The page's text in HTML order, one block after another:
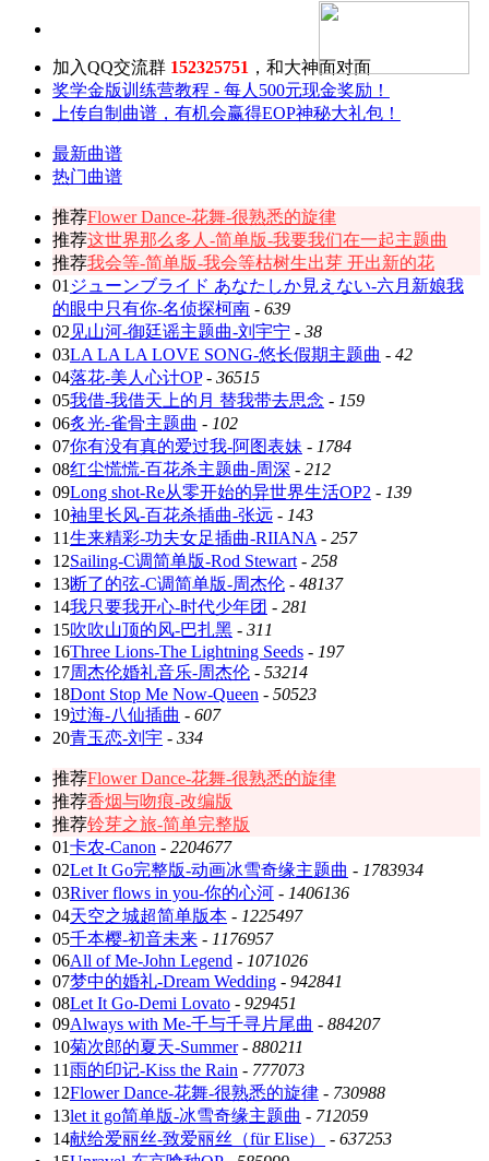
加入QQ交流群 152325751 ，和大神面对面
奖学金版训练营教程 - 每人500元现金奖励！
上传自制曲谱，有机会赢得EOP神秘大礼包！
最新曲谱
热门曲谱
推荐Flower Dance-花舞-很熟悉的旋律
推荐这世界那么多人-简单版-我要我们在一起主题曲
推荐我会等-简单版-我会等枯树生出芽 开出新的花
01 ジューンブライド あなたしか見えない-六月新娘我
的眼中只有你-名侦探柯南 - 639
02 见山河-御廷谣主题曲-刘宇宁 - 38
03LA LA LA LOVE SONG-悠长假期主题曲 - 42
04落花-美人心计OP- 36515
05我借-我借天上的月 替我带去思念 - 159
06炙光-雀骨主题曲 - 102
07你有没有真的爱过我-阿图表妹 - 1784
08红尘慌慌-百花杀主题曲-周深 - 212
09Long shot-Re从零开始的异世界生活OP2 - 139
10袖里长风-百花杀插曲-张远 - 143
11生来精彩-功夫女足插曲-RIIANA - 257
12Sailing-C调简单版-Rod Stewart - 258
13断了的弦-C调简单版-周杰伦 - 48137
14我只要我开心-时代少年团 - 281
15吹吹山顶的风-巴扎黑 - 311
16Three Lions-The Lightning Seeds - 197
17周杰伦婚礼音乐-周杰伦 - 53214
18Dont Stop Me Now-Queen - 50523
19过海-八仙插曲 - 607
20青玉恋-刘宇 - 334
推荐Flower Dance-花舞-很熟悉的旋律
推荐香烟与吻痕-改编版
推荐铃芽之旅-简单完整版
01卡农-Canon - 2204677
02Let It Go完整版-动画冰雪奇缘主题曲 - 1783934
03River flows in you-你的心河 - 1406136
04天空之城超简单版本 - 1225497
05千本樱-初音未来 - 1176957
06All of Me-John Legend - 1071026
07梦中的婚礼-Dream Wedding - 942841
08Let It Go-Demi Lovato - 929451
09Always with Me-千与千寻片尾曲 - 884207
10菊次郎的夏天-Summer- 880211
11雨的印记-Kiss the Rain - 777073
12Flower Dance-花舞-很熟悉的旋律 - 730988
13let it go简单版-冰雪奇缘主题曲 - 712059
14献给爱丽丝-致爱丽丝（für Elise） - 637253